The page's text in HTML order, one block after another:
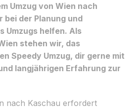
Umzug von Wien nach
bei der Planung und
Umzugs helfen. Als
stehen wir, das
Speedy Umzug, dir gerne mit
langjährigen Erfahrung zur
nach Kaschau erfordert